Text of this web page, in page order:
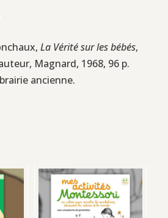
La Vérité sur les bébés,
Magnard, 1968, 96 p.
ancienne.